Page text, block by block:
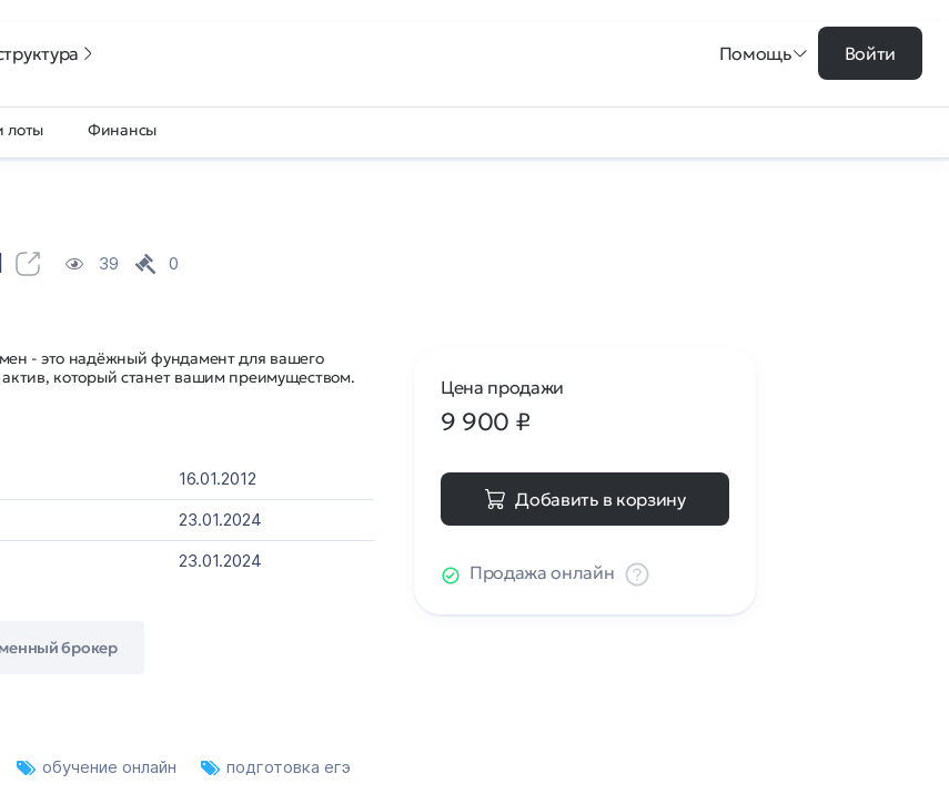
Помощь Войти
лоты Финансы
39 0
- это надёжный фундамент для вашего
который станет вашим преимуществом.
16.01.2012
23.01.2024
23.01.2024
брокер
обучение онлайн
подготовка егэ
Цена продажи
9 900 ₽
Добавить в корзину
Продажа онлайн